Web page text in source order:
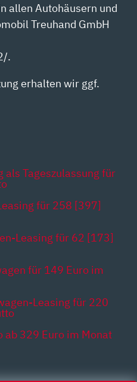
allen Autohäusern und
Treuhand GmbH
.
erhalten wir ggf.
als Tageszulassung für
für 258 [397]
Leasing für 62 [173]
für 149 Euro im
Leasing für 220
ab 329 Euro im Monat